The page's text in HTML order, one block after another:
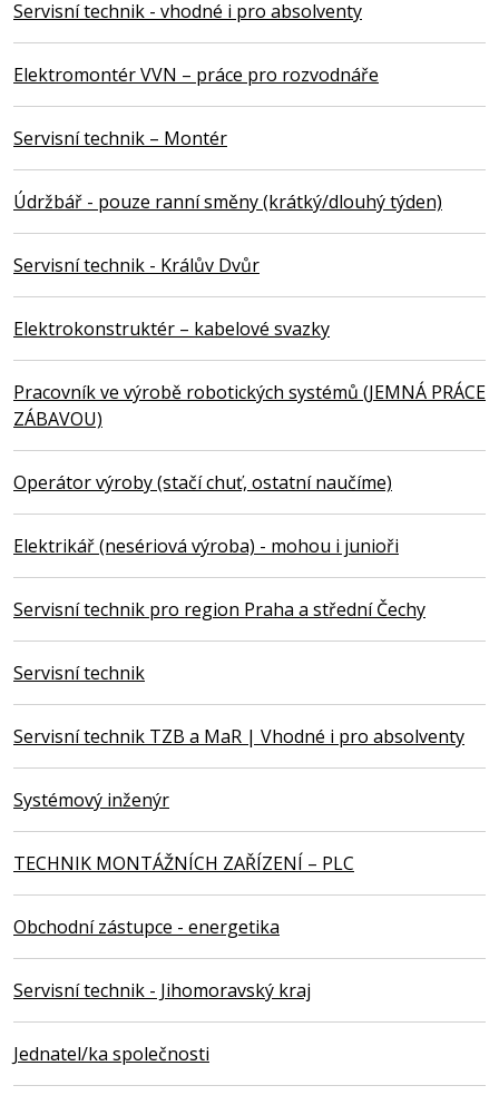
Servisní technik - vhodné i pro absolventy
Elektromontér VVN – práce pro rozvodnáře
Servisní technik – Montér
Údržbář - pouze ranní směny (krátký/dlouhý týden)
Servisní technik - Králův Dvůr
Elektrokonstruktér – kabelové svazky
Pracovník ve výrobě robotických systémů (JEMNÁ PRÁCE
ZÁBAVOU)
Operátor výroby (stačí chuť, ostatní naučíme)
Elektrikář (nesériová výroba) - mohou i junioři
Servisní technik pro region Praha a střední Čechy
Servisní technik
Servisní technik TZB a MaR | Vhodné i pro absolventy
Systémový inženýr
TECHNIK MONTÁŽNÍCH ZAŘÍZENÍ – PLC
Obchodní zástupce - energetika
Servisní technik - Jihomoravský kraj
Jednatel/ka společnosti